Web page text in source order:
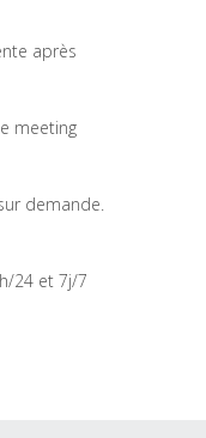
après
meeting
demande.
24 et 7j/7